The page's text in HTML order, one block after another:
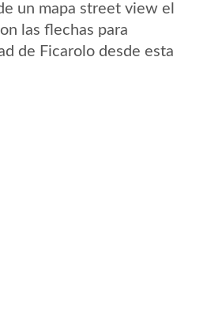
un mapa street view el
las flechas para
de Ficarolo desde esta